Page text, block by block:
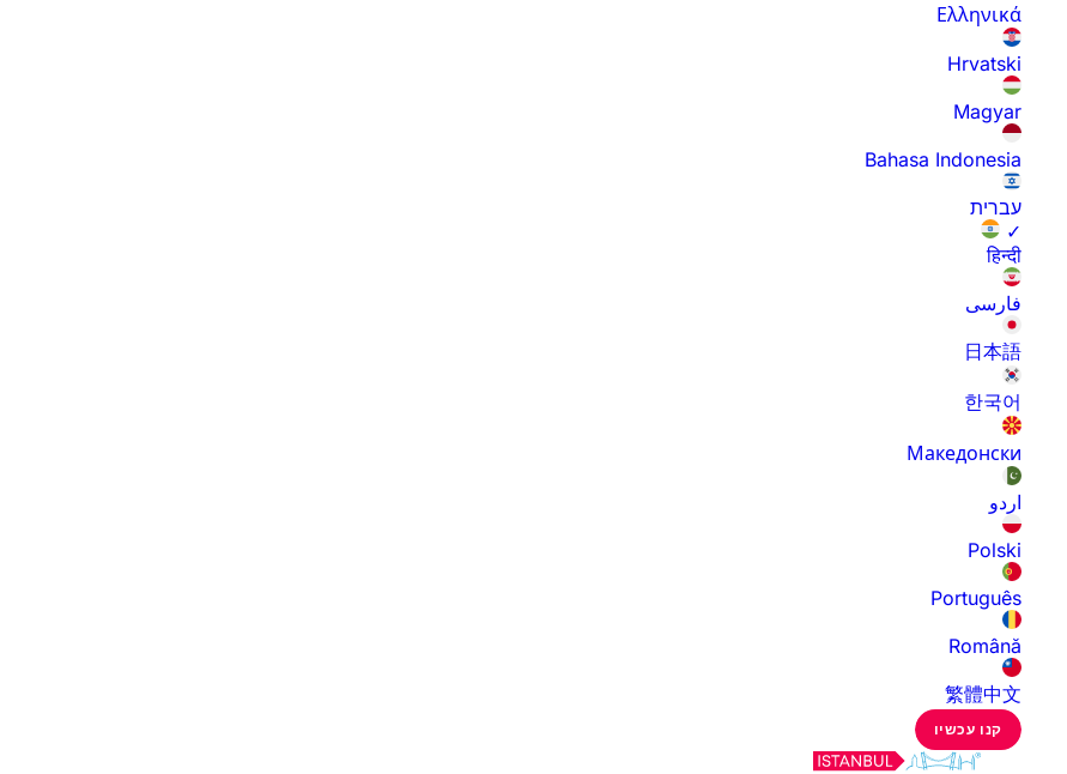
Ελληνικά
Hrvatski
Magyar
Bahasa Indonesia
עברית
✓
हिन्दी
فارسی
日本語
한국어
Македонски
اردو
Polski
Português
Română
繁體中文
קנו עכשיו